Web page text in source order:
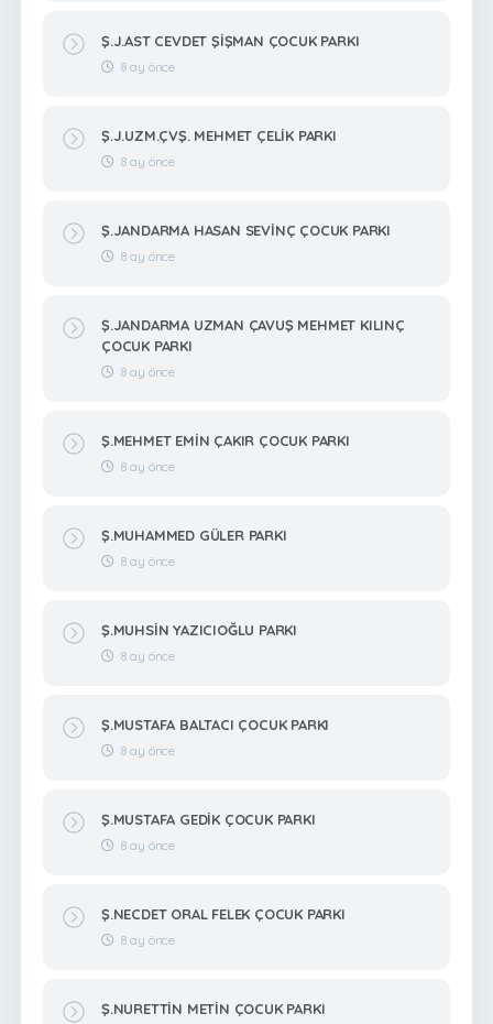
Ş.J.AST CEVDET ŞİŞMAN ÇOCUK PARKI
8 ay önce
Ş.J.UZM.ÇVŞ. MEHMET ÇELİK PARKI
8 ay önce
Ş.JANDARMA HASAN SEVİNÇ ÇOCUK PARKI
8 ay önce
Ş.JANDARMA UZMAN ÇAVUŞ MEHMET KILINÇ
ÇOCUK PARKI
8 ay önce
Ş.MEHMET EMİN ÇAKIR ÇOCUK PARKI
8 ay önce
Ş.MUHAMMED GÜLER PARKI
8 ay önce
Ş.MUHSİN YAZICIOĞLU PARKI
8 ay önce
Ş.MUSTAFA BALTACI ÇOCUK PARKI
8 ay önce
Ş.MUSTAFA GEDİK ÇOCUK PARKI
8 ay önce
Ş.NECDET ORAL FELEK ÇOCUK PARKI
8 ay önce
Ş.NURETTİN METİN ÇOCUK PARKI